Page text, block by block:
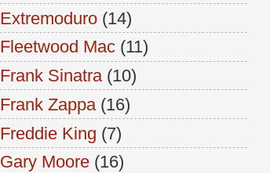
Extremoduro (14)
Fleetwood Mac (11)
Frank Sinatra (10)
Frank Zappa (16)
Freddie King (7)
Gary Moore (16)